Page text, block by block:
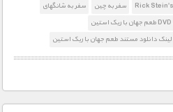
سفر به چین
سفر به شانگهای
لینک دانلود مستند طعم جهان با ریک استین